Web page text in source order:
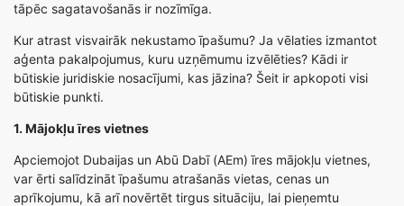
tāpēc sagatavošanās ir nozīmīga.
Kur atrast visvairāk nekustamo īpašumu? Ja vēlaties izmantot
aģenta pakalpojumus, kuru uzņēmumu izvēlēties? Kādi ir
būtiskie juridiskie nosacījumi, kas jāzina? Šeit ir apkopoti visi
būtiskie punkti.
1. Mājokļu īres vietnes
Apciemojot Dubaijas un Abū Dabī (AEm) īres mājokļu vietnes,
var ērti salīdzināt īpašumu atrašanās vietas, cenas un
aprīkojumu, kā arī novērtēt tirgus situāciju, lai pieņemtu